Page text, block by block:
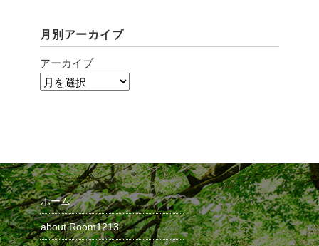
月別アーカイブ
アーカイブ
ホーム
about Room1213